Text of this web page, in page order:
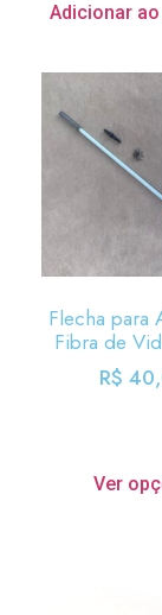
Adicionar
Flecha para
Fibra de
R$
Ver